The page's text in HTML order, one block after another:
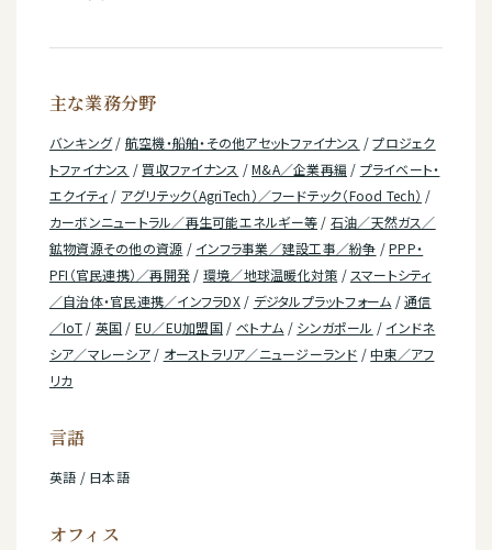
主な業務分野
バンキング/ 航空機・船舶・その他アセットファイナンス /プロジェク
トファイナンス / 買収ファイナンス /M&A／企業再編 / プライベート・
エクイティ / アグリテック（AgriTech）／フードテック（Food Tech） /
カーボンニュートラル／再生可能エネルギー等 / 石油／天然ガス／
鉱物資源その他の資源 / インフラ事業／建設工事／紛争 /PPP・
PFI（官民連携）／再開発 / 環境／地球温暖化対策 / スマートシティ
／自治体・官民連携／インフラDX/ デジタルプラットフォーム /通信
／IoT/ 英国 / EU／EU加盟国/ ベトナム / シンガポール / インドネ
シア／マレーシア/ オーストラリア／ニュージーランド / 中東／アフ
リカ
言語
英語 / 日本語
オフィス